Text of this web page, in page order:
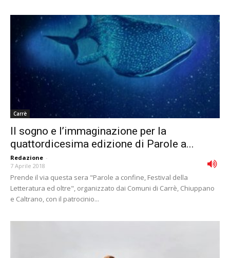
Carrè
Il sogno e l’immaginazione per la
quattordicesima edizione di Parole a...
Redazione -
7 Aprile 2018
Prende il via questa sera "Parole a confine, Festival della
Letteratura ed oltre", organizzato dai Comuni di Carrè, Chiuppano
e Caltrano, con il patrocinio...